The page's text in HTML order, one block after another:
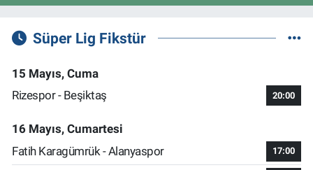
Süper Lig Fikstür
15 Mayıs, Cuma
Rizespor - Beşiktaş
20:00
16 Mayıs, Cumartesi
Fatih Karagümrük - Alanyaspor
17:00